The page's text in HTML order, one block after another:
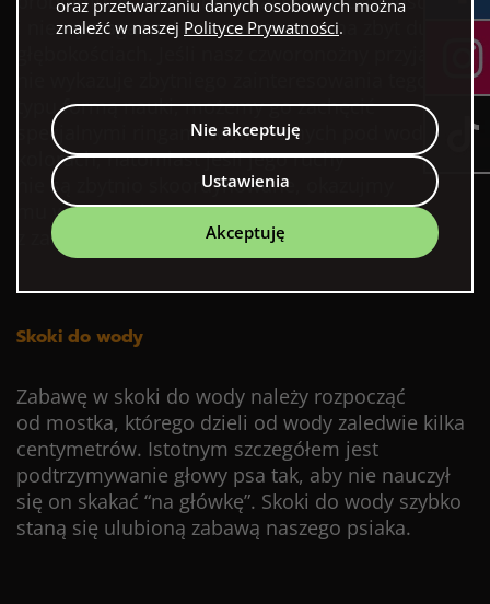
i nie wymagać od psa nurkowania na zbyt dużych
typu formą nauki, możemy go zachęcić
specjalnymi ringami w widocznych pod wodą
kolorach, natomiast jeśli jego ruchy
nie są zbytnio skoordynowane, okazujmy
mu wsparcie i pozytywną energię. Zgodnie
z zasadą “nic na siłę”.
Skoki do wody
Zabawę w skoki do wody należy rozpocząć
od mostka, którego dzieli od wody zaledwie kilka
centymetrów. Istotnym szczegółem jest
podtrzymywanie głowy psa tak, aby nie nauczył
się on skakać “na główkę”. Skoki do wody szybko
staną się ulubioną zabawą naszego psiaka.
oraz przetwarzaniu danych osobowych można
znaleźć w naszej Polityce Prywatności.
Akceptuję
Nie akceptuję
Ustawienia